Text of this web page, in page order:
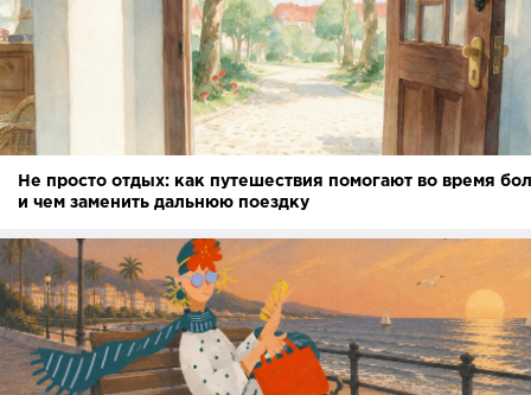
Не просто отдых: как путешествия помогают во время
и чем заменить дальнюю поездку